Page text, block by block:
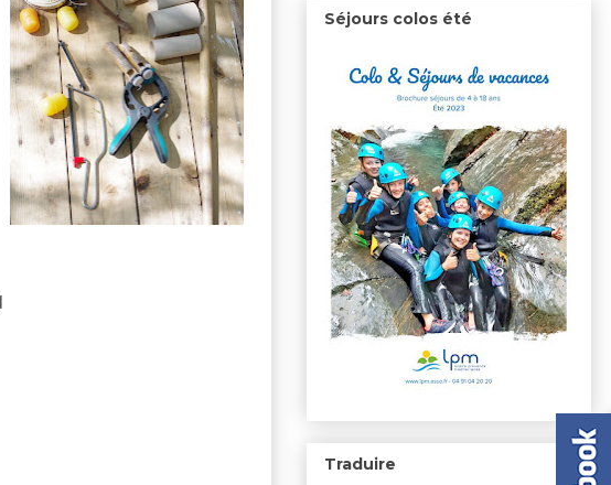
Séjours colos été
Traduire